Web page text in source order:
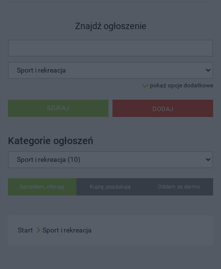
Znajdź ogłoszenie
pokaż opcje dodatkowe
DODAJ
SZUKAJ
Kategorie ogłoszeń
Sprzedam, oferuję Kupię, poszukuję Oddam za darmo
Start Sport i rekreacja